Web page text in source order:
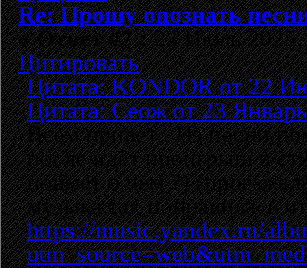
Re: Прошу опознать
«Ответ #7 :23 Июль 2025,
Цитировать
Цитата: KONDOR от 22
Цитата: Сеож от 23
Всем привет . Из песни
после идёт проигрыш в
поймет о чем ?)
музыка так понравилась
https://music.yandex.ru/